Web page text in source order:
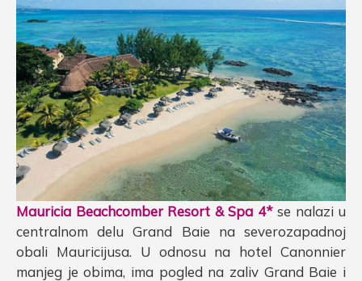
Mauricia Beachcomber Resort & Spa 4*se nalazi u
centralnom delu Grand Baie na severozapadnoj
obali Mauricijusa. U odnosu na hotel Canonnier
manjeg je obima, ima pogled na zaliv Grand Baie i